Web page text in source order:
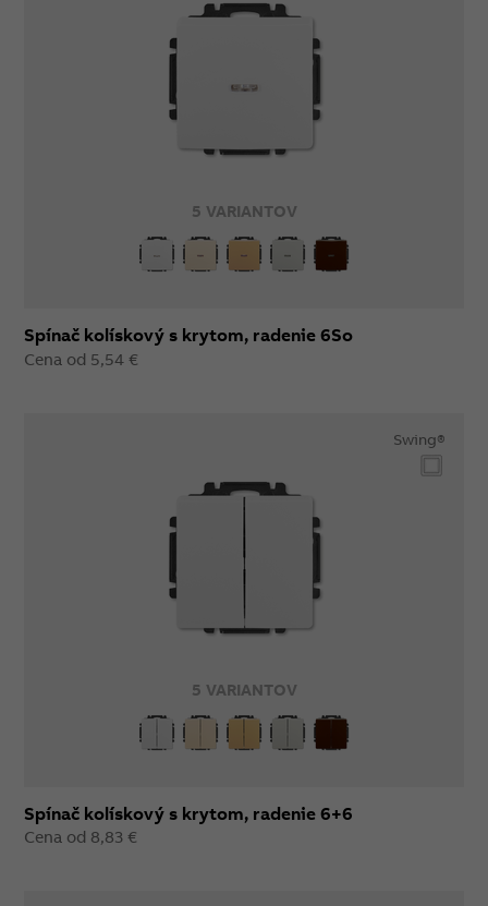
5 VARIANTOV
Spínač kolískový s krytom, radenie 6So
Cena od 5,54 €
5 VARIANTOV
Swing®
Spínač kolískový s krytom, radenie 6+6
Cena od 8,83 €